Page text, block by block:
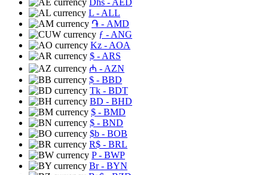
Dhs - AED
L - ALL
֏ - AMD
ƒ - ANG
Kz - AOA
$ - ARS
₼ - AZN
$ - BBD
Tk - BDT
BD - BHD
$ - BMD
$ - BND
$b - BOB
R$ - BRL
P- BWP
Br- BYN